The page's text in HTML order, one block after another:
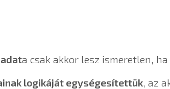
a csak akkor lesz ismeretlen,
logikáját egységesítettük, az